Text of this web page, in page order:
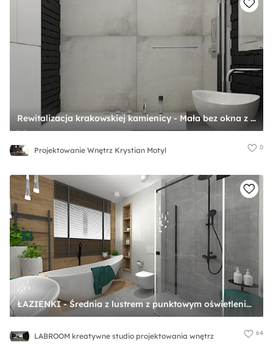
Rewitalizacja krakowskiej kamienicy - Mała bez okna z lustrem łazienka, styl industrialny - zdjęcie od Projektowanie Wnętrz Krystian Motyl
Projektowanie Wnętrz Krystian Motyl 0
ŁAZIENKI - Średnia z lustrem z punktowym oświetleniem łazienka z oknem, styl nowoczesny - zdjęcie od LABROOM kreatywne studio projektowania wnętrz
LABROOM kreatywne studio projektowania wnętrz 64